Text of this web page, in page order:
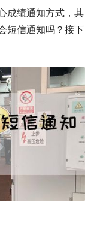
成绩通知方式，其
短信通知吗？接下